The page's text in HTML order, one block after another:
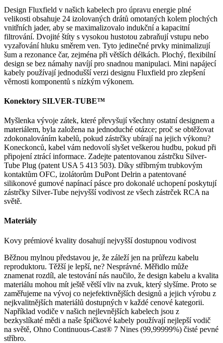
Design Fluxfield v našich kabelech pro úpravu energie plné
velikosti obsahuje 24 izolovaných drátů omotaných kolem plochých
vnitřních jader, aby se maximalizovalo indukční a kapacitní
filtrování. Dvojité štíty s vysokou hustotou zabraňují vstupu nebo
vyzařování hluku směrem ven. Tyto jedinečné prvky minimalizují
šum a rezonance čar, zejména při větších délkách. Plochý, flexibilní
design se bez námahy navíjí pro snadnou manipulaci. Mini napájecí
kabely používají jednodušší verzi designu Fluxfield pro zlepšení
věrnosti komponentů s nízkým výkonem.
Konektory SILVER-TUBE™
Myšlenka vývoje zátek, které převyšují všechny ostatní designem a
materiálem, byla založena na jednoduché otázce; proč se obtěžovat
zdokonalováním kabelů, pokud zástrčky ubírají na jejich výkonu?
Koneckonců, kabel vám nedovolí slyšet veškerou hudbu, pokud při
připojení ztrácí informace. Zadejte patentovanou zástrčku Silver-
Tube Plug (patent USA 5 413 503). Díky stříbrným trubkovým
kontaktům OFC, izolátorům DuPont Delrin a patentované
silikonové gumové napínací pásce pro dokonalé uchopení poskytují
zástrčky Silver-Tube nejvyšší vodivost ze všech zástrček RCA na
světě.
Materiály
Kovy prémiové kvality dosahují nejvyšší dostupnou vodivost
Běžnou mylnou představou je, že záleží jen na průřezu kabelu
reproduktoru. Těžší je lepší, ne? Nesprávné. Měřidlo může
znamenat rozdíl, ale testování nás naučilo, že design kabelu a kvalita
materiálu mohou mít ještě větší vliv na zvuk, který slyšíme. Proto se
zaměřujeme na vývoj co nejefektivnějších designů a jejich výrobu z
nejkvalitnějších materiálů dostupných v každé cenové kategorii.
Například vodiče v našich nejlevnějších kabelech jsou z
bezkyslíkaté mědi a naše špičkové kabely používají nejlepší vodič
na světě, Ohno Continuous-Cast® 7 Nines (99,99999%) čisté pevné
stříbro.